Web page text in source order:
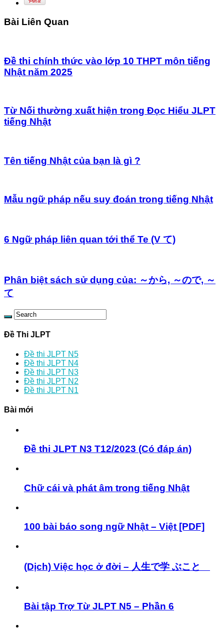
Bài Liên Quan
Đề thi chính thức vào lớp 10 THPT môn tiếng
Nhật năm 2025
Từ Nối thường xuất hiện trong Đọc Hiểu JLPT
tiếng Nhật
Tên tiếng Nhật của bạn là gì ?
Mẫu ngữ pháp nếu suy đoán trong tiếng Nhật
6 Ngữ pháp liên quan tới thể Te (V て)
Phân biệt sách sử dụng của: ～から, ～ので, ～
て
Đề Thi JLPT
Đề thi JLPT N5
Đề thi JLPT N4
Đề thi JLPT N3
Đề thi JLPT N2
Đề thi JLPT N1
Bài mới
Đề thi JLPT N3 T12/2023 (Có đáp án)
Chữ cái và phát âm trong tiếng Nhật
100 bài báo song ngữ Nhật – Việt [PDF]
(Dịch) Việc học ở đời – 人生で学 ぶこと
Bài tập Trợ Từ JLPT N5 – Phần 6